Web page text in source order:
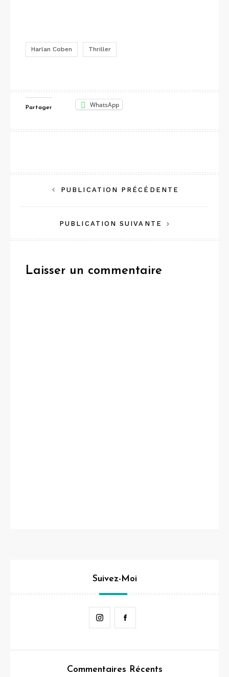
Harlan Coben Thriller
Partager WhatsApp
Navigation
de
l’article
PUBLICATION PRÉCÉDENTE
PUBLICATION SUIVANTE
Laisser un commentaire
Suivez-Moi
Instagram
Commentaires Récents